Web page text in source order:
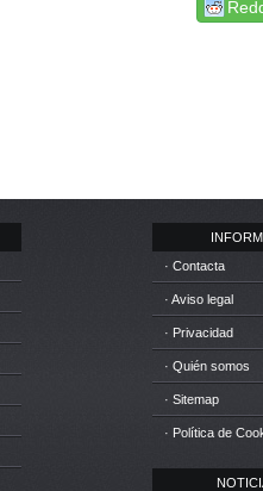
· Contacta
· Aviso legal
· Privacidad
· Quién somos
· Sitemap
· Política de